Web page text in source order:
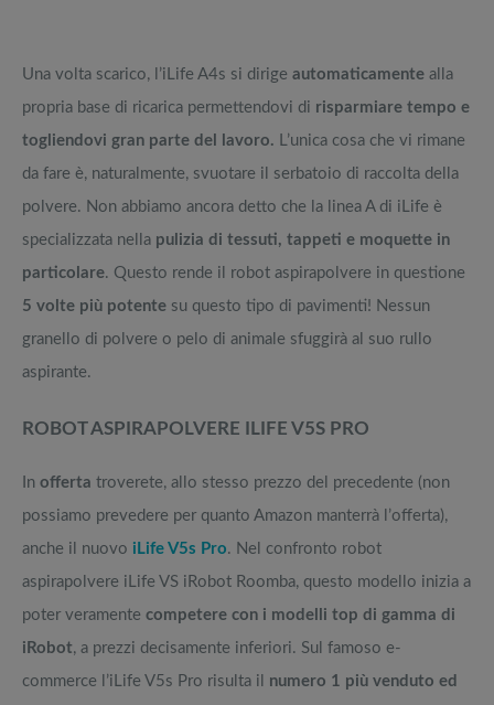
Una volta scarico, l’iLife A4s si dirige automaticamente alla
propria base di ricarica permettendovi di risparmiare tempo e
togliendovi gran parte del lavoro. L’unica cosa che vi rimane
da fare è, naturalmente, svuotare il serbatoio di raccolta della
polvere. Non abbiamo ancora detto che la linea A di iLife è
specializzata nella pulizia di tessuti, tappeti e moquette in
particolare. Questo rende il robot aspirapolvere in questione
5 volte più potente su questo tipo di pavimenti! Nessun
granello di polvere o pelo di animale sfuggirà al suo rullo
aspirante.
ROBOT ASPIRAPOLVERE ILIFE V5S PRO
In offerta troverete, allo stesso prezzo del precedente (non
possiamo prevedere per quanto Amazon manterrà l’offerta),
anche il nuovo iLife V5s Pro. Nel confronto robot
aspirapolvere iLife VS iRobot Roomba, questo modello inizia a
poter veramente competere con i modelli top di gamma di
iRobot, a prezzi decisamente inferiori. Sul famoso e-
commerce l’iLife V5s Pro risulta il numero 1 più venduto ed